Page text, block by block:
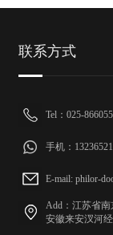
联系方式
Tel：025-
手机：
E-mail: philor-
Add：江苏省南
安徽来安汊河